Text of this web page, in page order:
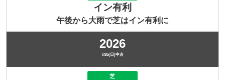
イン有利
午後から大雨で芝はイン有利に
2026
7/26(日)中京
芝